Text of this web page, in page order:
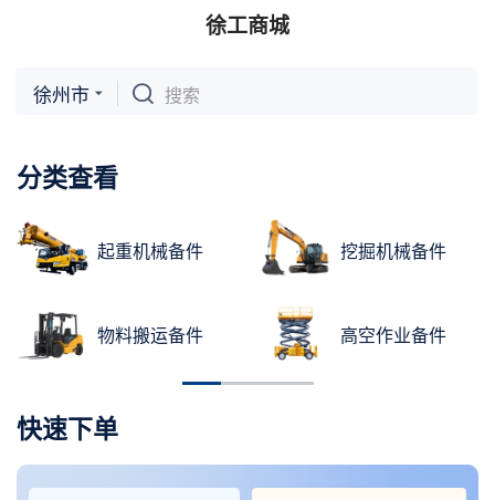
徐工商城
徐州市 搜索
分类查看
起重机械备件
物料搬运备件
挖掘机械备件
高空作业备件
快速下单